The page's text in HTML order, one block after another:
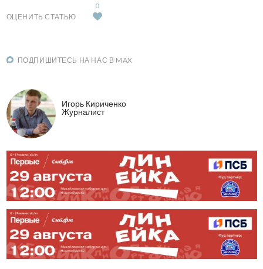
ОЦЕНИТЬ СТАТЬЮ
0
ПОДПИШИТЕСЬ НА НАС В MAX
Игорь Кириченко
Журналист